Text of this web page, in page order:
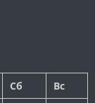
Сб
Вс